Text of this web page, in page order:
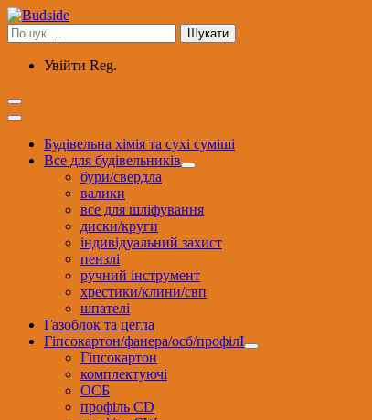
Перейти
до
вмісту
Пошук:
Увійти Reg.
Будівельна хімія та сухі суміші
Все для будівельників
бури/свердла
валики
все для шліфування
диски/круги
індивідуальний захист
пензлі
ручний інструмент
хрестики/клини/свп
шпателі
Газоблок та цегла
Гіпсокартон/фанера/осб/профілІ
Гіпсокартон
комплектуючі
ОСБ
профіль CD